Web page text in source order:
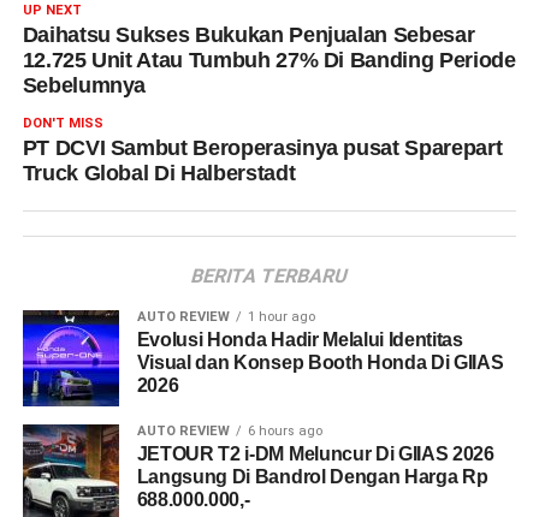
UP NEXT
Daihatsu Sukses Bukukan Penjualan Sebesar
12.725 Unit Atau Tumbuh 27% Di Banding Periode
Sebelumnya
DON'T MISS
PT DCVI Sambut Beroperasinya pusat Sparepart
Truck Global Di Halberstadt
BERITA TERBARU
AUTO REVIEW 1 hour ago
Evolusi Honda Hadir Melalui Identitas
Visual dan Konsep Booth Honda Di GIIAS
2026
AUTO REVIEW 6 hours ago
JETOUR T2 i-DM Meluncur Di GIIAS 2026
Langsung Di Bandrol Dengan Harga Rp
688.000.000,-